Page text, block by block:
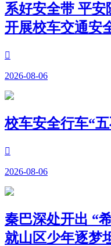
系好安全带 平
开展校车交通安

2026-08-06
校车安全行车“

2026-08-06
秦巴深处开出 “
就山区少年逐梦